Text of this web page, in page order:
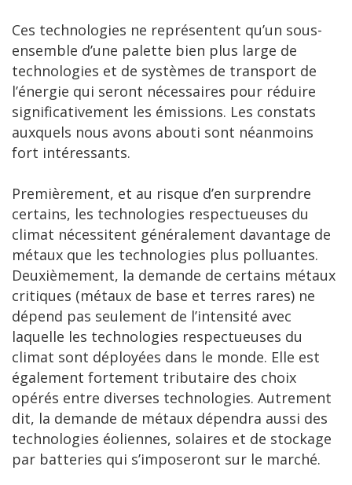
Ces technologies ne représentent qu’un sous-
ensemble d’une palette bien plus large de
technologies et de systèmes de transport de
l’énergie qui seront nécessaires pour réduire
significativement les émissions. Les constats
auxquels nous avons abouti sont néanmoins
fort intéressants.
Premièrement, et au risque d’en surprendre
certains, les technologies respectueuses du
climat nécessitent généralement davantage de
métaux que les technologies plus polluantes.
Deuxièmement, la demande de certains métaux
critiques (métaux de base et terres rares) ne
dépend pas seulement de l’intensité avec
laquelle les technologies respectueuses du
climat sont déployées dans le monde. Elle est
également fortement tributaire des choix
opérés entre diverses technologies. Autrement
dit, la demande de métaux dépendra aussi des
technologies éoliennes, solaires et de stockage
par batteries qui s’imposeront sur le marché.